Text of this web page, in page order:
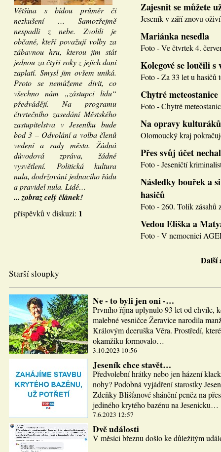
Většina s bídou průměr či
nezkušení … Samozřejmě
nespadli z nebe. Zvolili je
občané, kteří považují volby za
zábavnou hru, kterou jim stát
jednou za čtyři roky z jejich daní
zaplatí. Smysl jim ovšem uniká.
Proto se nemůžeme divit, co
všechno nám „zástupci lidu“
předvádějí. Na programu
čtvrtečního zasedání Městského
zastupitelstva v Jeseníku bude
bod 3 – Odvolání a volba členů
vedení a rady města. Žádná
důvodová zpráva, žádné
vysvětlení. Politická kultura
nula, dodržování jednacího řádu
a pravidel nula. Lidé…
... zobraz celý článek!
příspěvků v diskuzi: 1
Zajesnit se můžete
Jeseník v září znovu
Mariánka nesedla
Foto - Ve čtvrtek 4.
Kolegové se loučili s
Foto - Za 33 let u hasičů
Chytré meteostanice
Foto - Chytré
Na opravy
Olomoucký kraj
Přes svůj účet
Foto - Jeseničtí
Následky bouřek a
hasičů
Foto - 260. Tolik zásahů
Vedou Eliška a
Foto - V nemocnici
Starší sloupky
Ne - to byli jen oni -…
Prvního října uplynulo 93 let od chvíle,
malebné vesničce Žeravice narodila
Královým dceruška Věra. Prostředí,
okamžiku formovalo…
3.10.2023 10:56
Jeseník chce stavět…
Předvolební hrátky nebo jen házení
nohy? Podobná vyjádření starostky
Zdeňky Blišťanové shánění peněz na
jediného krytého bazénu na Jesenicku…
7.6.2023 12:57
Dvě události
V měsíci březnu došlo ke důležitým